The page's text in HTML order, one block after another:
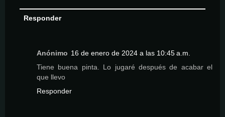
Responder
Anónimo 16 de enero de 2024 a las 10:45 a.m.
Tiene buena pinta. Lo jugaré después de acabar el
que llevo
Responder